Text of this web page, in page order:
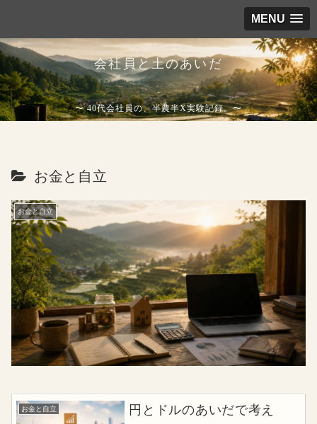
MENU
会社員と土のあいだ
〜 40代会社員の、半農半X実験記録。〜
お金と自立
お金と自立
お金と自立
円とドルのあいだで考え